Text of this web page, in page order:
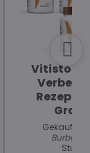
Vitistop
Rezeptur
Gekauft
Burbach